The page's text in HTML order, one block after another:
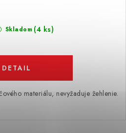
Skladom (4 ks)
DETAIL
materiálu, nevyžaduje žehlenie.